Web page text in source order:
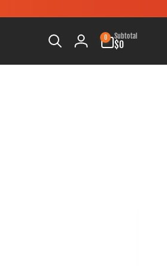
Iniciar
sesión
0
artículos
Subtotal
$0